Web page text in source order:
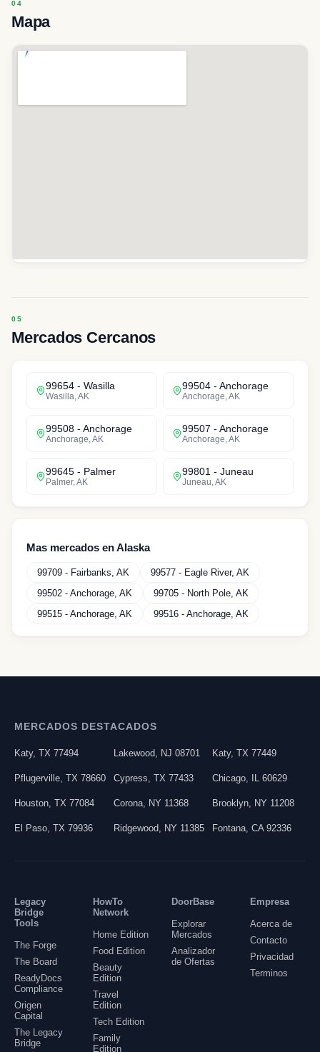
Mapa
Mercados Cercanos
99654 - Wasilla
Wasilla AK
99504 - Anchorage
Anchorage AK
99508 - Anchorage
Anchorage AK
99507 - Anchorage
Anchorage AK
99645 - Palmer
Palmer, AK
99801 - Juneau
Juneau AK
Mas mercados enAlaska
99709 - Fairbanks AK 99577 - Eagle River, AK
99502 - Anchorage AK 99705 - North Pole AK
99515 - Anchorage AK 99516 - Anchorage AK
MERCADOS DESTACADOS
Katy, TX 77494 Lakewood, NJ 08701 Katy,TX 77449
Pflugerville TX 78660 Cypress TX 77433 Chicago IL 60629
Houston TX 77084 Corona, NY 11368 Brooklyn NY 11208
El Paso TX 79936 Ridgewood, NY 11385 Fontana ,CA 92336
Legacy
Bridge
Tools
The Forge
The Board
ReadyDocs
Compliance
Origen
Capital
The Legacy
Bridge
HowTo
Network
Home Edition
Food Edition
Beauty
Edition
Travel
Edition
Tech Edition
Family
Edition
DoorBase
Explorar
Mercados
Analizador
de Ofertas
Empresa
Acerca de
Contacto
Privacidad
Terminos